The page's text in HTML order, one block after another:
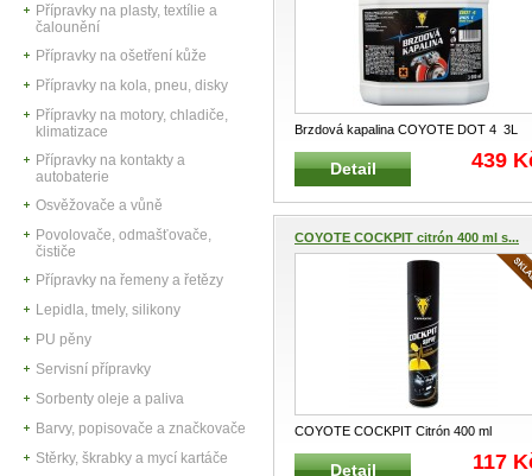
Přípravky na plasty, textílie a
čalounění
Přípravky na ošetření kůže
Přípravky na kola, pneu, disky
Přípravky na motory, chladiče,
klimatizace
Přípravky na kontakty a
autobaterie
Osvěžovače a vůně
Povolovače, odmašťovače,
čističe
Přípravky na řemeny a řetězy
Lepidla, tmely, silikony
PU pěny
Servisní přípravky
Sorbenty oleje a paliva
Barvy, popisovače a značkovače
Stěrky, škrabky a mycí kartáče
Brzdová kapalina COYOTE DOT 4 3L
Kaplaina vhodná pro spojkové a brzd
...
Detail 439
COYOTE COCKPIT citrón 400 ml s...
COYOTE COCKPIT Citrón 400 ml
Profesionální antistatický COCKPIT pro č
...
Detail 117